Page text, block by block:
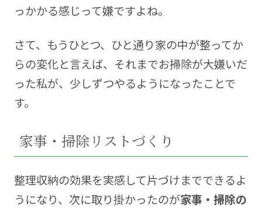
っかかる感じって嫌ですよね。
さて、もうひとつ、ひと通り家の中が整ってか
らの変化と言えば、それまでお掃除が大嫌いだ
った私が、少しずつやるようになったことで
す。
家事・掃除リストづくり
整理収納の効果を実感して片づけまでできるよ
うになり、次に取り掛かったのが家事・掃除の